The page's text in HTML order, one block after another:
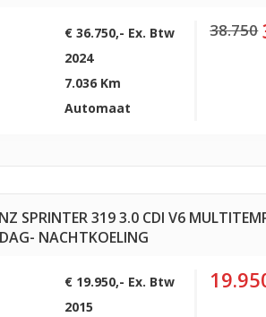
€ 36.750,- Ex. Btw
2024
7.036 Km
Automaat
38.750
SPRINTER 319 3.0 CDI V6
NACHTKOELING
€ 19.950,- Ex. Btw
2015